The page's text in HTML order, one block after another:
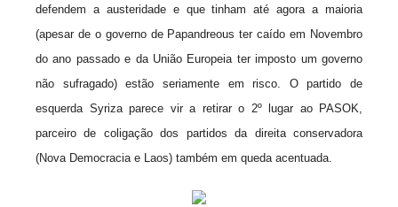
p
r
e
c
a
r
i
s
defendem a austeridade e que tinham até agora a maioria
(apesar de o governo de Papandreous ter caído em Novembro
do ano passado e da União Europeia ter imposto um governo
não sufragado) estão seriamente em risco. O partido de
esquerda Syriza parece vir a retirar o 2º lugar ao PASOK,
parceiro de coligação dos partidos da direita conservadora
(Nova Democracia e Laos) também em queda acentuada.